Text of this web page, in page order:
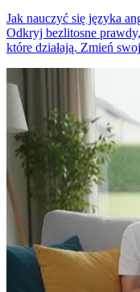
Jak nauczyć się języka
Odkryj bezlitosne
które działają. Zmień